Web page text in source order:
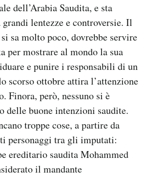
aiuto?
dell’Arabia Saudita, e sta
grandi lentezze e controversie. Il
sa molto poco, dovrebbe servire
per mostrare al mondo la sua
e punire i responsabili di un
scorso ottobre attira l’attenzione
Finora, però, nessuno si è
delle buone intenzioni saudite.
troppe cose, a partire da
personaggi tra gli imputati:
ereditario saudita Mohammed
il mandante